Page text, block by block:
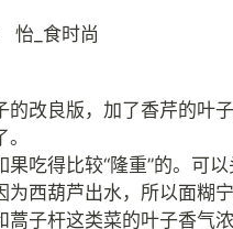
怡_食时尚
的改良版，加了香芹的叶
果吃得比较“隆重”的。可
为西葫芦出水，所以面糊
蒿子杆这类菜的叶子香气